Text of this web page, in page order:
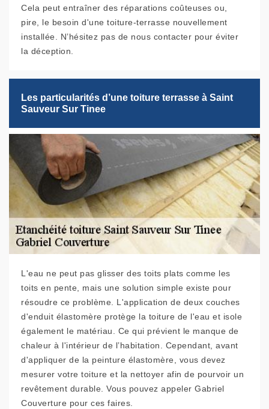
Cela peut entraîner des réparations coûteuses ou,
pire, le besoin d'une toiture-terrasse nouvellement
installée. N’hésitez pas de nous contacter pour éviter
la déception.
Les particularités d’une toiture terrasse à Saint
Sauveur Sur Tinee
L'eau ne peut pas glisser des toits plats comme les
toits en pente, mais une solution simple existe pour
résoudre ce problème. L'application de deux couches
d'enduit élastomère protège la toiture de l'eau et isole
également le matériau. Ce qui prévient le manque de
chaleur à l'intérieur de l’habitation. Cependant, avant
d'appliquer de la peinture élastomère, vous devez
mesurer votre toiture et la nettoyer afin de pourvoir un
revêtement durable. Vous pouvez appeler Gabriel
Couverture pour ces faires.